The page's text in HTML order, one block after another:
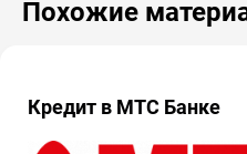
Похожие
Кредит в МТС Банке